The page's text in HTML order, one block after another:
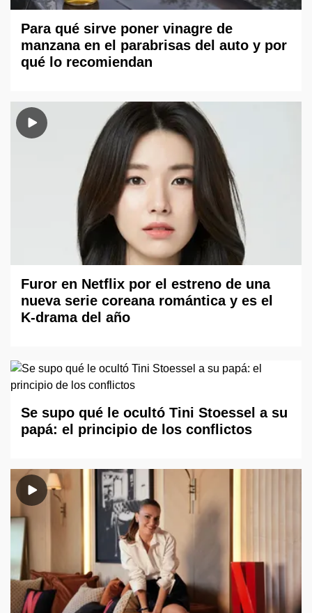
Para qué sirve poner vinagre de
manzana en el parabrisas del auto y por
qué lo recomiendan
Furor en Netflix por el estreno de una
nueva serie coreana romántica y es el
K-drama del año
Se supo qué le ocultó Tini Stoessel a su
papá: el principio de los conflictos